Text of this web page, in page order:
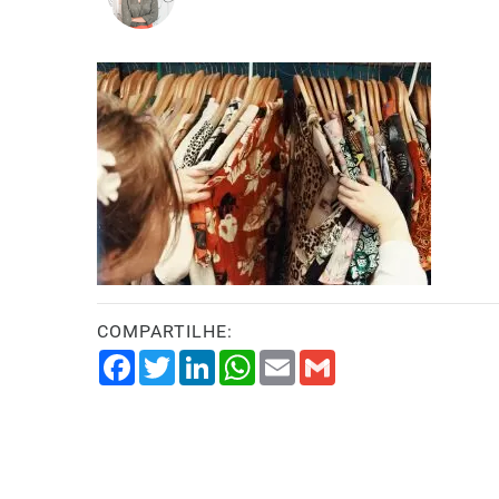
COMPARTILHE:
Facebook
TwitterLinkedInWhatsApp
Email